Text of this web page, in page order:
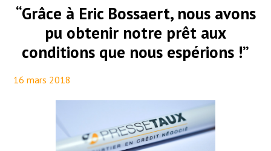
“Grâce à Eric Bossaert, nous avons
pu obtenir notre prêt aux
conditions que nous espérions !”
16 mars 2018